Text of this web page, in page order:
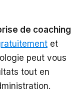
de coaching
et
peut vous
tout en